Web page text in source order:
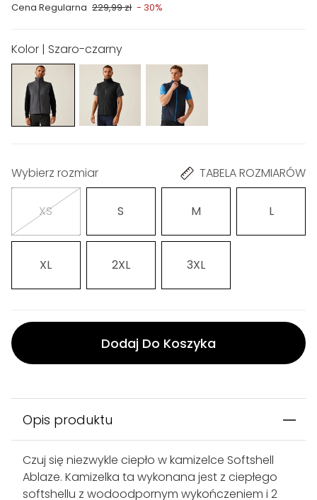
Cena Regularna 229,99 zł - 30%
Kolor | Szaro-czarny
Wybierz rozmiar TABELA ROZMIARÓW
XS S M L
XL 2XL 3XL
Dodaj Do Koszyka
Opis produktu
Czuj się niezwykle ciepło w kamizelce Softshell
Ablaze. Kamizelka ta wykonana jest z ciepłego
softshellu z wodoodpornym wykończeniem i 2